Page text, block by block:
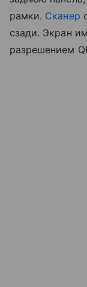
рамки. Сканер
сзади. Экран
разрешением